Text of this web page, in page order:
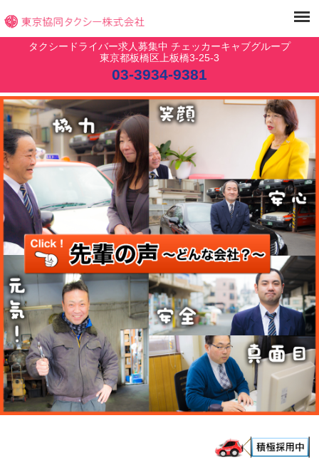
タクシードライバー求人募集中 チェッカーキャブグループ
東京都板橋区上板橋3-25-3
03-3934-9381